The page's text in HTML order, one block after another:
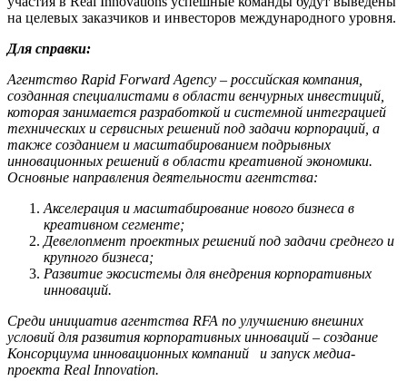
на целевых заказчиков и инвесторов международного уровня.
Для справки:
Агентство Rapid Forward Agency – российская компания,
созданная специалистами в области венчурных инвестиций,
которая занимается разработкой и системной интеграцией
технических и сервисных решений под задачи корпораций, а
также созданием и масштабированием подрывных
инновационных решений в области креативной экономики.
Основные направления деятельности агентства:
Акселерация и масштабирование нового бизнеса в
креативном сегменте;
Девелопмент проектных решений под задачи среднего и
крупного бизнеса;
Развитие экосистемы для внедрения корпоративных
инноваций.
Среди инициатив агентства RFA по улучшению внешних
условий для развития корпоративных инноваций – создание
Консорциума инновационных компаний и запуск медиа-
проекта Real Innovation.